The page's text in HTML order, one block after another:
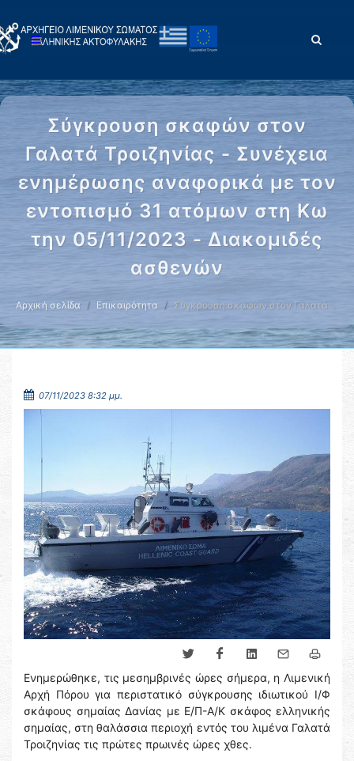
Σύγκρουση σκαφών στον
Γαλατά Τροιζηνίας - Συνέχεια
ενημέρωσης αναφορικά με τον
εντοπισμό 31 ατόμων στη Κω
την 05/11/2023 - Διακομιδές
ασθενών
Αρχική σελίδα Επικαιρότητα Σύγκρουση σκαφών στον Γαλατά …
07/11/2023 8:32 μμ.
Ενημερώθηκε, τις μεσημβρινές ώρες σήμερα, η Λιμενική
Αρχή Πόρου για περιστατικό σύγκρουσης ιδιωτικού Ι/Φ
σκάφους σημαίας Δανίας με Ε/Π-Α/Κ σκάφος ελληνικής
σημαίας, στη θαλάσσια περιοχή εντός του λιμένα Γαλατά
Τροιζηνίας τις πρώτες πρωινές ώρες χθες.